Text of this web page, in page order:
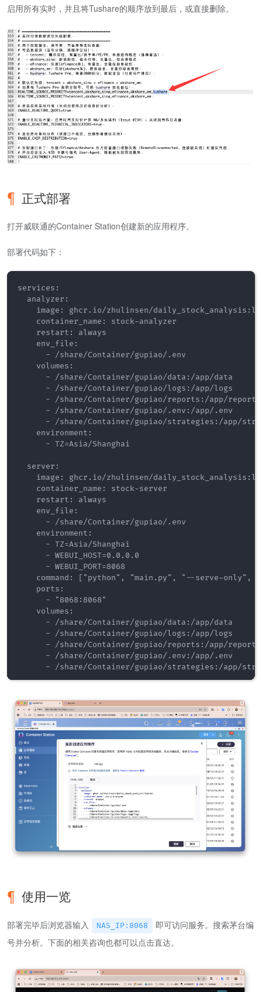
启用所有实时，并且将Tushare的顺序放到最后，或直接删除。
正式部署
打开威联通的Container Station创建新的应用程序。
部署代码如下：
services:
  analyzer:
image: ghcr.io/zhulinsen/
    container_name: stock-analyzer
    restart: always
    env_file:
      - /share/Container/gupiao/.env
    volumes:
      - /share/Container/gupiao/data:/app/data
      - /share/Container/gupiao/logs:/app/logs
      - /share/Container/gupiao/reports:/app/reports
      - /share/Container/gupiao/.env:/app/.env
- /share/Container/gupiao/strategies:/app/
    environment:
      - TZ=Asia/Shanghai
  server:
image: ghcr.io/zhulinsen/
    container_name: stock-server
    restart: always
    env_file:
      - /share/Container/gupiao/.env
    environment:
      - TZ=Asia/Shanghai
      - WEBUI_HOST=0.0.0.0
      - WEBUI_PORT=8068
command: ["python", "main.py", "--serve-only",
    ports:
      - "8068:8068"
    volumes:
      - /share/Container/gupiao/data:/app/data
      - /share/Container/gupiao/logs:/app/logs
      - /share/Container/gupiao/reports:/app/reports
      - /share/Container/gupiao/.env:/app/.env
使用一览
部署完毕后浏览器输入 NAS_IP:8068
即可访问服务。搜索茅台编
号并分析。下面的相关咨询也都可以点击直达。